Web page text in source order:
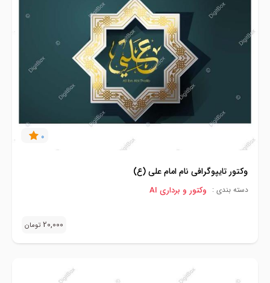
0
وکتور تایپوگرافی نام امام علی (ع)
دسته بندی : وکتور و برداری AI
20,000 تومان